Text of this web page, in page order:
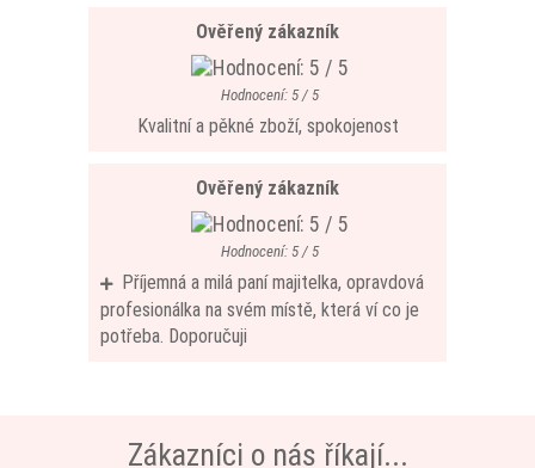
Ověřený zákazník
Hodnocení: 5 / 5
Kvalitní a pěkné zboží, spokojenost
Ověřený zákazník
Hodnocení: 5 / 5
Příjemná a milá paní majitelka, opravdová
profesionálka na svém místě, která ví co je
potřeba. Doporučuji
Zákazníci o nás říkají...